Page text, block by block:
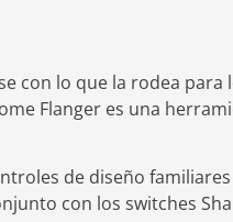
con lo que la rodea
Flanger es una
de diseño
con los switches